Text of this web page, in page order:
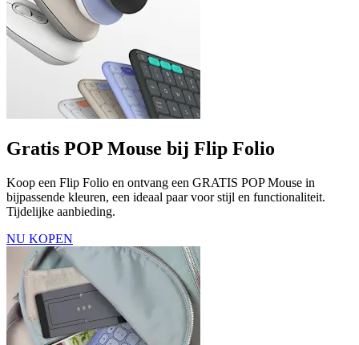
Gratis POP Mouse bij Flip Folio
Koop een Flip Folio en ontvang een GRATIS POP Mouse in
bijpassende kleuren, een ideaal paar voor stijl en functionaliteit.
Tijdelijke aanbieding.
NU KOPEN